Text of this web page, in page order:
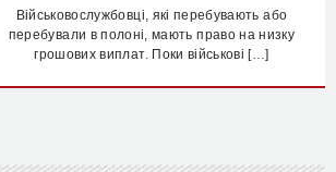
Військовослужбовці, які перебувають або
перебували в полоні, мають право на низку
грошових виплат. Поки військові […]